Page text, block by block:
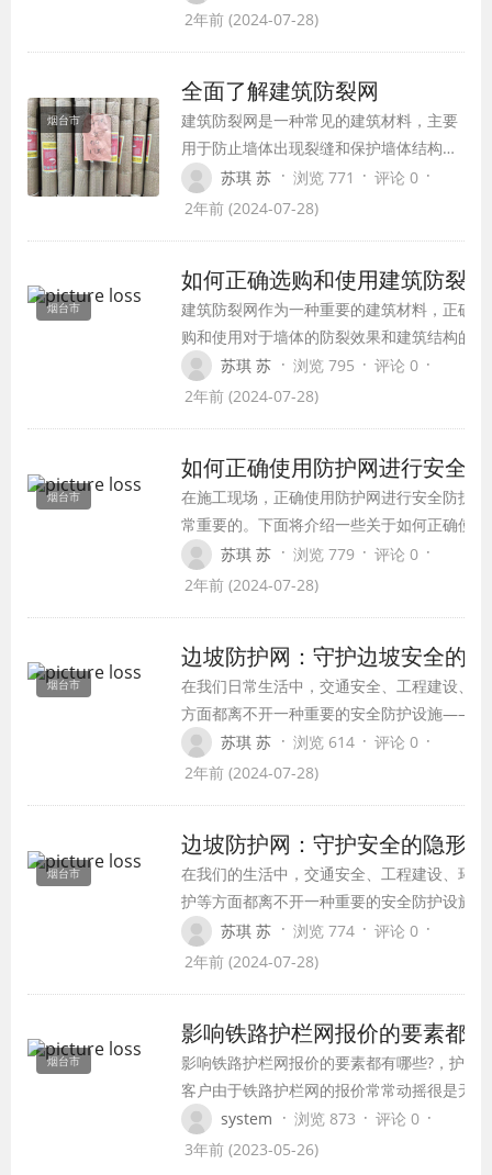
2年前 (2024-07-28)
烟台市
全面了解建筑防裂网
建筑防裂网是一种常见的建筑材料，主要
用于防止墙体出现裂缝和保护墙体结构的
稳定性。它通常由高强度玻璃纤维或塑料
纤维制成，具有良好的抗拉强度和耐腐蚀
以有效防止墙体在使用过程中由于温度、
湿度等因素引起的裂缝和变形。
苏琪 苏 · 浏览 771 · 评论 0 ·
2年前 (2024-07-28)
烟台市
如何正确选购和使用建筑防裂网
建筑防裂网作为一种重要的建筑材料，正确选
购和使用对于墙体的防裂效果和建筑结构的稳
定性至关重要。首先，在选购建筑防裂网时，
要根据建筑墙体的材质和结构确定所需的规格
苏琪 苏 · 浏览 795 · 评论 0 ·
2年前 (2024-07-28)
烟台市
如何正确使用防护网进行安全
在施工现场，正确使用防护网进行安全防护
常重要的。下面将介绍一些关于如何正确使
护网的方法和注意事项。
苏琪 苏 · 浏览 779 · 评论 0 ·
2年前 (2024-07-28)
烟台市
边坡防护网：守护边坡安全的
在我们日常生活中，交通安全、工程建设、
方面都离不开一种重要的安全防护设施——边
网。边坡防护网是一种应用于边坡稳定、防
和意外事故的防护系统，它为我们的生活带
苏琪 苏 · 浏览 614 · 评论 0 ·
2年前 (2024-07-28)
烟台市
边坡防护网：守护安全的隐形
在我们的生活中，交通安全、工程建设、环
护等方面都离不开一种重要的安全防护设施
边坡防护网。边坡防护网是一种应用于边坡稳
定、防止自然灾害和意外事故的防护系统，
苏琪 苏 · 浏览 774 · 评论 0 ·
2年前 (2024-07-28)
烟台市
影响铁路护栏网报价的要素都
影响铁路护栏网报价的要素都有哪些?，护栏
客户由于铁路护栏网的报价常常动摇很是无
天问候的报价，今日要下订单了，成果被告
钱了，所以弄的生意很不兴奋，其实这个疑
system · 浏览 873 · 评论 0 ·
3年前 (2023-05-26)